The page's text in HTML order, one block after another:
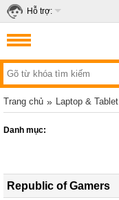
Hỗ trợ:
Trang chủ » Laptop & Tablet
Danh mục:
Republic of Gamers